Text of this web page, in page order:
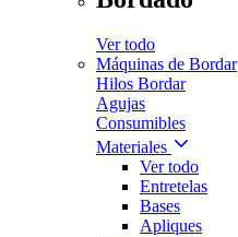
Ver todo
Máquinas de Bordar
Hilos Bordar
Agujas
Consumibles
Materiales
Ver todo
Entretelas
Bases
Apliques